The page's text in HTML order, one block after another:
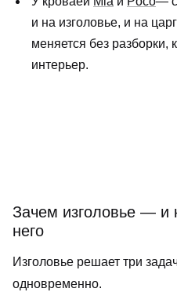
и на изголовье, и на
меняется без разборки,
интерьер.
Зачем изголовье — и
него
Изголовье решает три
одновременно.